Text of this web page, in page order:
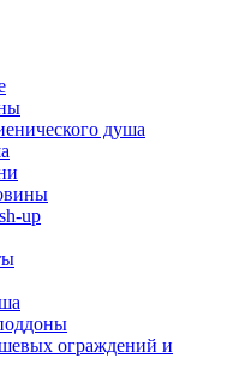
душа
up
ограждений и